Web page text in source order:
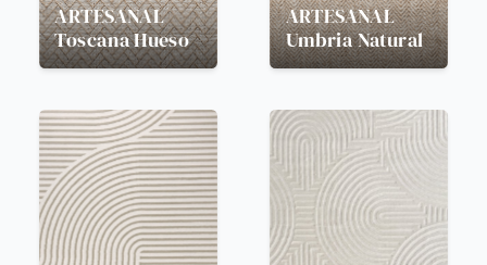
ARTESANAL
Toscana Hueso
ARTESANAL
Umbria Natural